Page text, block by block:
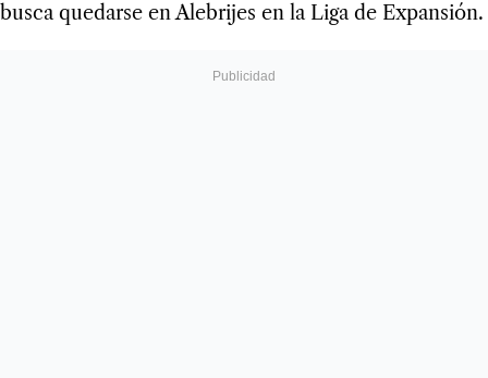
busca quedarse en Alebrijes en la Liga de Expansión.